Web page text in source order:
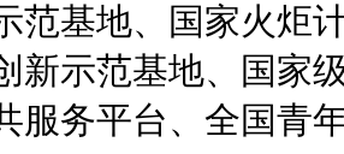
范基地、国家火炬
新示范基地、国家
服务平台、全国青